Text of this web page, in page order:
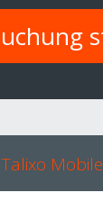
Talixo Mobile